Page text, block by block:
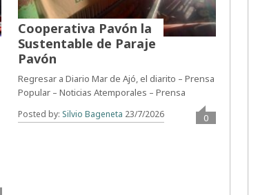
Cooperativa Pavón la
Sustentable de Paraje
Pavón
Regresar a Diario Mar de Ajó, el diarito – Prensa
Popular – Noticias Atemporales – Prensa
Posted by: Silvio Bageneta 23/7/2026 0